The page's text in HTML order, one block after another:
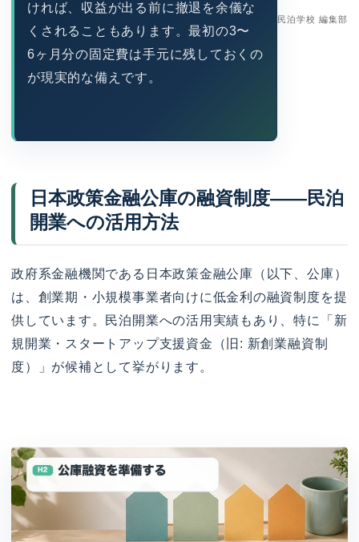
民泊学校 編集部
ければ、収益が出る前に撤退を余儀な
くされることもあります。最初の3〜
6ヶ月分の固定費は手元に残しておくの
が現実的な備えです。
日本政策金融公庫の融資制度——民泊
開業への活用方法
政府系金融機関である日本政策金融公庫（以下、公庫）
は、創業期・小規模事業者向けに低金利の融資制度を提
供しています。民泊開業への活用実績もあり、特に「新
規開業・スタートアップ支援資金（旧: 新創業融資制
度）」が候補として挙がります。